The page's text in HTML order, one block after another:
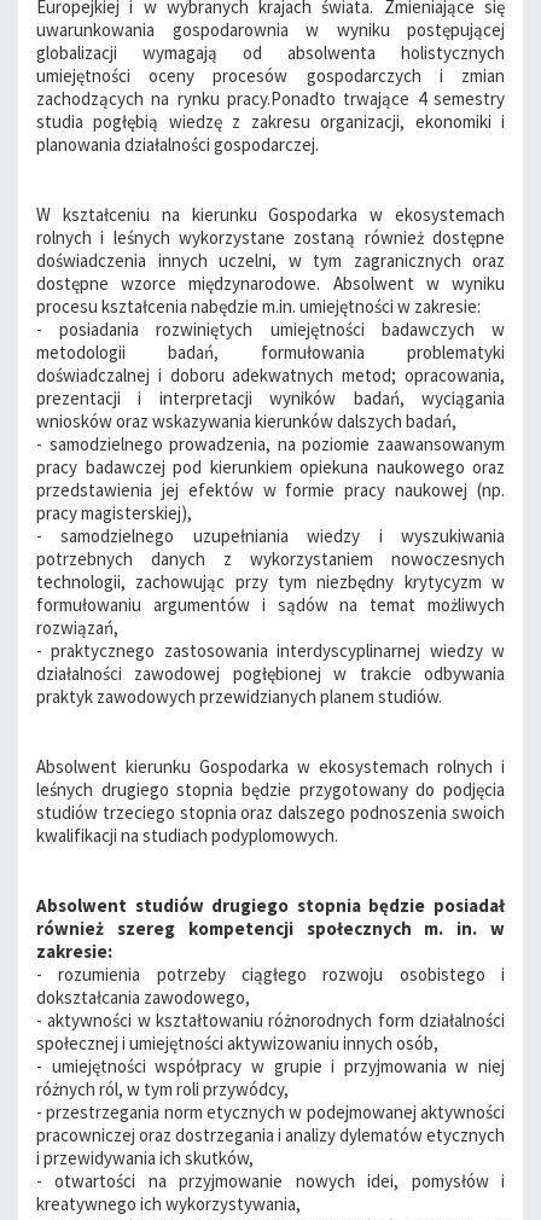
Europejkiej i w wybranych krajach świata. Zmieniające się
uwarunkowania gospodarownia w wyniku postępującej
globalizacji wymagają od absolwenta holistycznych
umiejętności oceny procesów gospodarczych i zmian
zachodzących na rynku pracy.Ponadto trwające 4 semestry
studia pogłębią wiedzę z zakresu organizacji, ekonomiki i
planowania działalności gospodarczej.
W kształceniu na kierunku Gospodarka w ekosystemach
rolnych i leśnych wykorzystane zostaną również dostępne
doświadczenia innych uczelni, w tym zagranicznych oraz
dostępne wzorce międzynarodowe. Absolwent w wyniku
procesu kształcenia nabędzie m.in. umiejętności w zakresie:
- posiadania rozwiniętych umiejętności badawczych w
metodologii badań, formułowania problematyki
doświadczalnej i doboru adekwatnych metod; opracowania,
prezentacji i interpretacji wyników badań, wyciągania
wniosków oraz wskazywania kierunków dalszych badań,
- samodzielnego prowadzenia, na poziomie zaawansowanym
pracy badawczej pod kierunkiem opiekuna naukowego oraz
przedstawienia jej efektów w formie pracy naukowej (np.
pracy magisterskiej),
- samodzielnego uzupełniania wiedzy i wyszukiwania
potrzebnych danych z wykorzystaniem nowoczesnych
technologii, zachowując przy tym niezbędny krytycyzm w
formułowaniu argumentów i sądów na temat możliwych
rozwiązań,
- praktycznego zastosowania interdyscyplinarnej wiedzy w
działalności zawodowej pogłębionej w trakcie odbywania
praktyk zawodowych przewidzianych planem studiów.
Absolwent kierunku Gospodarka w ekosystemach rolnych i
leśnych drugiego stopnia będzie przygotowany do podjęcia
studiów trzeciego stopnia oraz dalszego podnoszenia swoich
kwalifikacji na studiach podyplomowych.
Absolwent studiów drugiego stopnia będzie posiadał
również szereg kompetencji społecznych m. in. w
zakresie:
- rozumienia potrzeby ciągłego rozwoju osobistego i
dokształcania zawodowego,
- aktywności w kształtowaniu różnorodnych form działalności
społecznej i umiejętności aktywizowaniu innych osób,
- umiejętności współpracy w grupie i przyjmowania w niej
różnych ról, w tym roli przywódcy,
- przestrzegania norm etycznych w podejmowanej aktywności
pracowniczej oraz dostrzegania i analizy dylematów etycznych
i przewidywania ich skutków,
- otwartości na przyjmowanie nowych idei, pomysłów i
kreatywnego ich wykorzystywania,